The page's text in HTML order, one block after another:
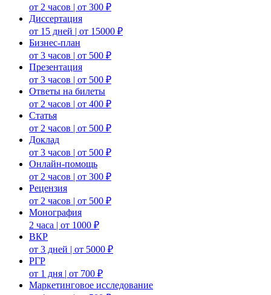
от 2 часов | от 300 ₽
Диссертация
от 15 дней | от 15000 ₽
Бизнес-план
от 3 часов | от 500 ₽
Презентация
от 3 часов | от 500 ₽
Ответы на билеты
от 2 часов | от 400 ₽
Статья
от 2 часов | от 500 ₽
Доклад
от 3 часов | от 500 ₽
Онлайн-помощь
от 2 часов | от 300 ₽
Рецензия
от 2 часов | от 500 ₽
Монография
2 часа | от 1000 ₽
ВКР
от 3 дней | от 5000 ₽
РГР
от 1 дня | от 700 ₽
Маркетинговое исследование